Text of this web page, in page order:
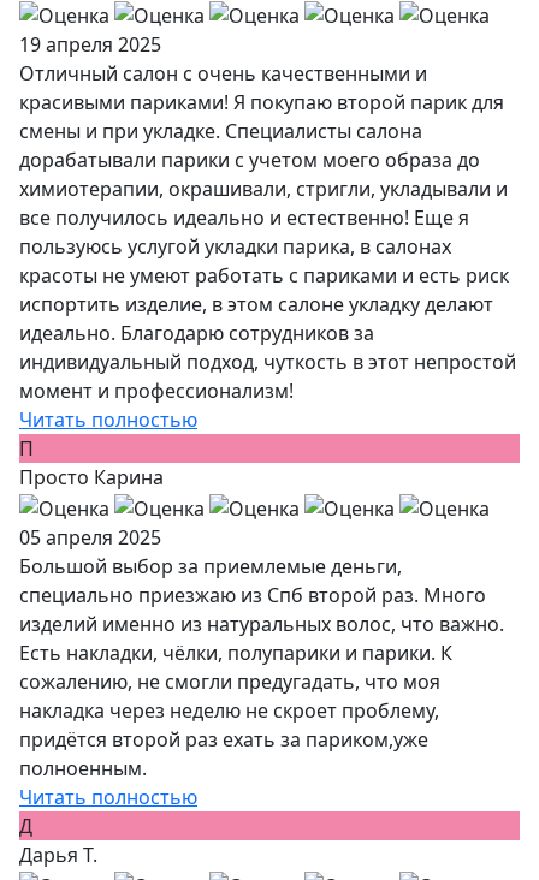
19 апреля 2025
Отличный салон с очень качественными и
красивыми париками! Я покупаю второй парик для
смены и при укладке. Специалисты салона
дорабатывали парики с учетом моего образа до
химиотерапии, окрашивали, стригли, укладывали и
все получилось идеально и естественно! Еще я
пользуюсь услугой укладки парика, в салонах
красоты не умеют работать с париками и есть риск
испортить изделие, в этом салоне укладку делают
идеально. Благодарю сотрудников за
индивидуальный подход, чуткость в этот непростой
момент и профессионализм!
Читать полностью
П
Просто Карина
05 апреля 2025
Большой выбор за приемлемые деньги,
специально приезжаю из Спб второй раз. Много
изделий именно из натуральных волос, что важно.
Есть накладки, чёлки, полупарики и парики. К
сожалению, не смогли предугадать, что моя
накладка через неделю не скроет проблему,
придётся второй раз ехать за париком,уже
полноенным.
Читать полностью
Д
Дарья Т.